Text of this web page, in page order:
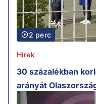
2 perc
Hírek
30 százalékban
arányát